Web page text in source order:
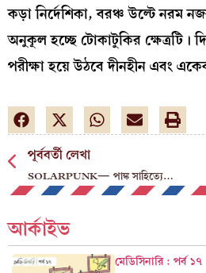
কড়া নির্দেশিকা, বরঞ্চ উল্টে নরম
অনুকূল হচ্ছে টোকাটুকির ক্ষেত্রটি।
পরীক্ষা হয়ে উঠবে দীনহীন এবং
পূর্ববর্তী লেখা
SOLARPUNK— পাঙ্ক সাহিত্যের সূর্যস্পর্শ
আর্কাইভ
মেডিসিনারি : পর্ব ১৭